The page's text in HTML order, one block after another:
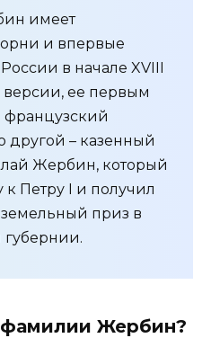
имеет
и впервые
в начале XVIII
версии, ее первым
французский
другой – казенный
Жербин, который
к Петру I и получил
приз в
губернии.
фамилии Жербин?